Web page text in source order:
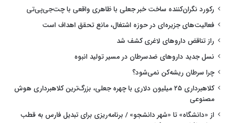
رکورد نگران‌کننده ساخت خبر جعلی با ظاهری واقعی با چت‌جی‌پی‌تی
فعالیت‌های جزیره‌ای در حوزه اشتغال، مانع تحقق اهداف است
راز تناقض داروهای لاغری کشف شد
نسل جدید داروهای ضدسرطان در مسیر تولید انبوه
چرا سرطان ریشه‌کن نمی‌شود؟
کلاهبرداری ۲۵ میلیون دلاری با چهره جعلی، بزرگ‌ترین کلاهبرداری هوش
مصنوعی
از «دانشگاه» تا «شهر دانشجو» / برنامه‌ریزی برای تبدیل فارس به قطب